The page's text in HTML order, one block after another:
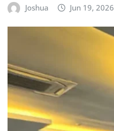
Joshua Jun 19, 2026